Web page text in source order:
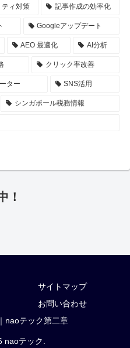
ティ対策 記事作成の効率化
Googleアップデート
AEO 最適化 AI分析
クリック率改善
ター SNS活用
シンガポール税務情報
！
サイトマップ
お問い合わせ
naoテック第二章
naoテック.